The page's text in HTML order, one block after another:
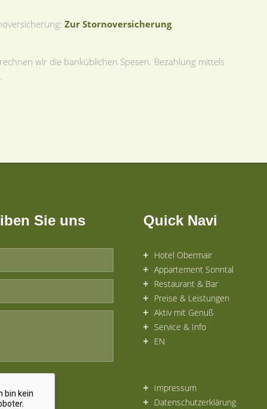
Zur Stornoversicherung
wir die banküblichen Spesen. Bezahlung mittels
Sie uns Quick Navi
Hotel Obermair
Appartement Sonntal
Restaurant & Bar
Preise & Leistungen
Aktiv mit Genuß
Service & Info
EN
Impressum
Datenschutzerklärung